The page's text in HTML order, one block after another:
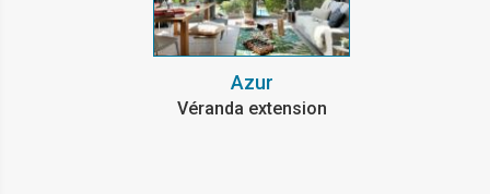
Azur
Véranda extension